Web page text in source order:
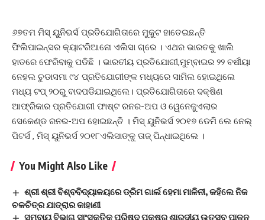
୬୭ତମ ମିସ୍ ୟୁନିଭର୍ସ ପ୍ରତିଯୋଗିତାରେ ମୁକୁଟ ହାତେଇଛନ୍ତି
ଫିଲିପାଇନ୍ସର କ୍ୟାଟରିଆନୋ ଏଲିସା ଗ୍ରେ । ଏଥର ଭାରତକୁ ଖାଲି
ହାତରେ ଫେରିବାକୁ ପଡିଛି । ଭାରତୀୟ ପ୍ରତିଯୋଗୀ,ମୁମ୍ବାଇର ୨୨ ବର୍ଷୀୟା
ନେହଲ ଚୁଡାସମା ୯୪ ପ୍ରତିଯୋଗୀଙ୍କ ମଧ୍ୟରେ ସାମିଲ ହୋଇଥିଲେ
ମଧ୍ୟ ଟପ୍ ୨୦ରୁ ବାଦପଡିଯାଇଥିଲେ। ପ୍ରତିଯୋଗିତାରେ ଦକ୍ଷିଣ
ଆଫ୍ରିକାର ପ୍ରତିଯୋଗୀ ଫାଷ୍ଟ ରନର-ଅପ ଓ ୱେନେଜୁଏଲାର
ସେକେଣ୍ଡ ରନର-ଅପ ହୋଇଛନ୍ତି । ମିସ୍ ୟୁନିଭର୍ସ ୨୦୧୭ ଡେମି ଲେ ନେଲ୍
ପିଟର୍ସ , ମିସ୍ ୟୁନିଭର୍ସ ୨୦୧୮ଏଲିସାଙ୍କୁ ତାଜ୍ ପିନ୍ଧାଇଥିଲେ ।
You Might Also Like
ଶ୍ରୀ ଶ୍ରୀ ବିଶ୍ବବିଦ୍ୟାଳୟରେ ଡ୍ରିମ ଗାର୍ଲ ହେମା ମାଳିନୀ, କହିଲେ ନିଜ
ଚଳଚିତ୍ର ଯାତ୍ରାର କାହାଣୀ
ସମବାୟ ବିଭାଗ ସାଂସ୍କୃତିକ ପରିଷଦ ପକ୍ଷରୁ ଶାରଦୀୟ ଉତ୍ସବ ପାଳନ